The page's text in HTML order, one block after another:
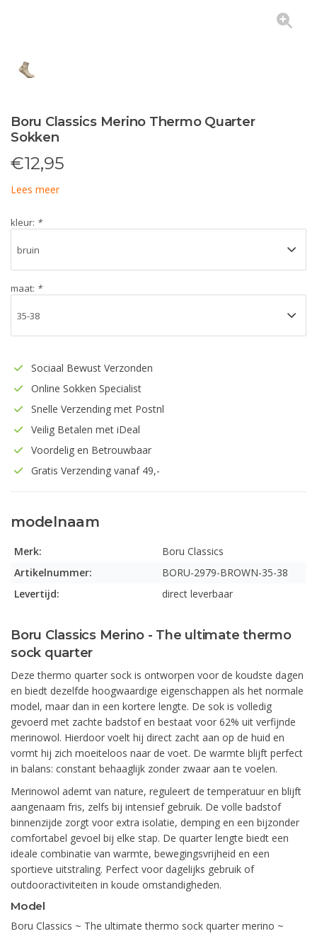
Boru Classics Merino Thermo Quarter
Sokken
€12,95
Lees meer
kleur: *
maat: *
Sociaal Bewust Verzonden
Online Sokken Specialist
Snelle Verzending met Postnl
Veilig Betalen met iDeal
Voordelig en Betrouwbaar
Gratis Verzending vanaf 49,-
modelnaam
Merk:
Boru Classics
Artikelnummer:
BORU-2979-BROWN-35-38
Levertijd:
direct leverbaar
Boru Classics Merino - The ultimate thermo
sock quarter
Deze thermo quarter sock is ontworpen voor de koudste dagen
en biedt dezelfde hoogwaardige eigenschappen als het normale
model, maar dan in een kortere lengte. De sok is volledig
gevoerd met zachte badstof en bestaat voor 62% uit verfijnde
merinowol. Hierdoor voelt hij direct zacht aan op de huid en
vormt hij zich moeiteloos naar de voet. De warmte blijft perfect
in balans: constant behaaglijk zonder zwaar aan te voelen.
Merinowol ademt van nature, reguleert de temperatuur en blijft
aangenaam fris, zelfs bij intensief gebruik. De volle badstof
binnenzijde zorgt voor extra isolatie, demping en een bijzonder
comfortabel gevoel bij elke stap. De quarter lengte biedt een
ideale combinatie van warmte, bewegingsvrijheid en een
sportieve uitstraling. Perfect voor dagelijks gebruik of
outdooractiviteiten in koude omstandigheden.
Model
Boru Classics ~ The ultimate thermo sock quarter merino ~